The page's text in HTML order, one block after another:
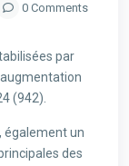
0 Comments
par
augmentation
(942).
également un
des